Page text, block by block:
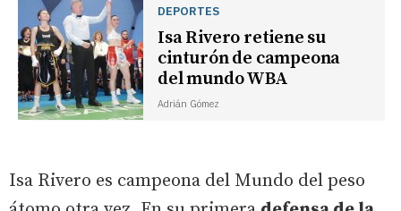
DEPORTES
Isa Rivero retiene su
cinturón de campeona
del mundo WBA
Adrián Gómez
Isa Rivero es campeona del Mundo del peso